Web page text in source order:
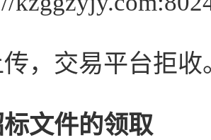
，交易平台拒收
文件的领取